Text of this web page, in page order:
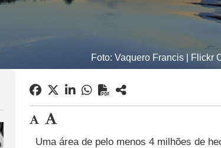
Foto: Vaquero Francis | Flickr
Uma área de pelo menos 4 milhões de